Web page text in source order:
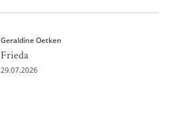
Geraldine Oetken
Frieda
29.07.2026